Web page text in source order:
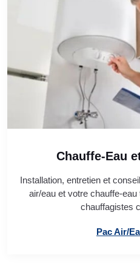
Chauffe-Eau
Installation, entretien et
air/eau et votre chauffe-
chauffagistes
Pac Air/